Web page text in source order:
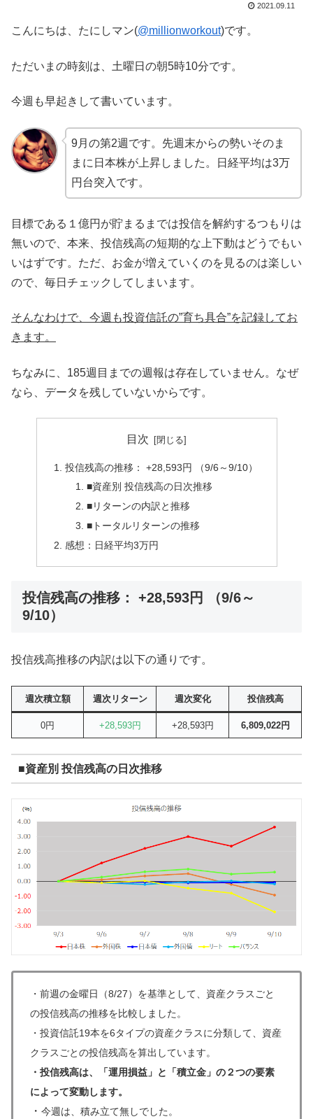
2021.09.11
こんにちは、たにしマン(@millionworkout)です。
ただいまの時刻は、土曜日の朝5時10分です。
今週も早起きして書いています。
9月の第2週です。先週末からの勢いそのま
まに日本株が上昇しました。日経平均は3万
円台突入です。
目標である１億円が貯まるまでは投信を解約するつもりは
無いので、本来、投信残高の短期的な上下動はどうでもい
いはずです。ただ、お金が増えていくのを見るのは楽しい
ので、毎日チェックしてしまいます。
そんなわけで、今週も投資信託の”育ち具合”を記録してお
きます。
ちなみに、185週目までの週報は存在していません。なぜ
なら、データを残していないからです。
目次
投信残高の推移： +28,593円 （9/6～9/10）
■資産別 投信残高の日次推移
■リターンの内訳と推移
■トータルリターンの推移
感想：日経平均3万円
投信残高の推移： +28,593円 （9/6～
9/10）
投信残高推移の内訳は以下の通りです。
週次積立額 週次リターン 週次変化 投信残高
0円 +28,593円 +28,593円 6,809,022円
■資産別 投信残高の日次推移
・ 前週の金曜日（8/27）を基準として、資産クラスごと
の投信残高の推移を比較しました。
・ 投資信託19本を6タイプの資産クラスに分類して、資産
クラスごとの投信残高を算出しています。
・投信残高は、「運用損益」と「積立金」の２つの要素
によって変動します。
・ 今週は、積み立て無しでした。